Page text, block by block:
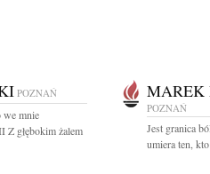
POZNAŃ
we mnie
Z głębokim żalem
MAREK
POZNAŃ
Jest granica
umiera ten,